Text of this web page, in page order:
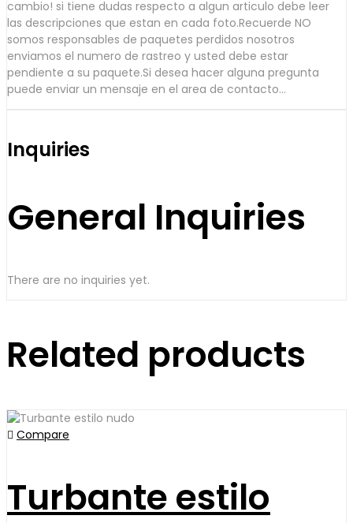
cambio! si tiene dudas respecto a algun articulo debe leer
las descripciones que estan en cada foto.Recuerde NO
somos responsables de paquetes perdidos nosotros
enviamos el numero de rastreo y usted debe estar
pendiente a su paquete.Si desea hacer alguna pregunta
puede enviar un mensaje en el area de contacto...
Inquiries
General Inquiries
There are no inquiries yet.
Related products
Compare
Turbante estilo